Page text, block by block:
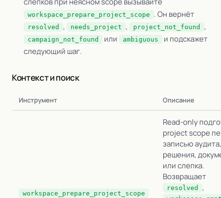
workspace_prepare_project_scope . Он вернёт
resolved , needs_project , project_not_found ,
campaign_not_found или ambiguous
и подскажет
следующий шаг.
Контекст и поиск
Инструмент Описание
workspace_prepare_project_scope
Read-only
project scope
записью аудита,
решения,
или слепка.
Возвращает
resolved ,